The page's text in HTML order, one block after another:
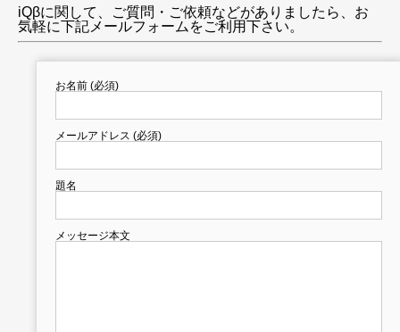
iQβに関して、ご質問・ご依頼などがありましたら、お
気軽に下記メールフォームをご利用下さい。
お名前 (必須)
メールアドレス (必須)
題名
メッセージ本文